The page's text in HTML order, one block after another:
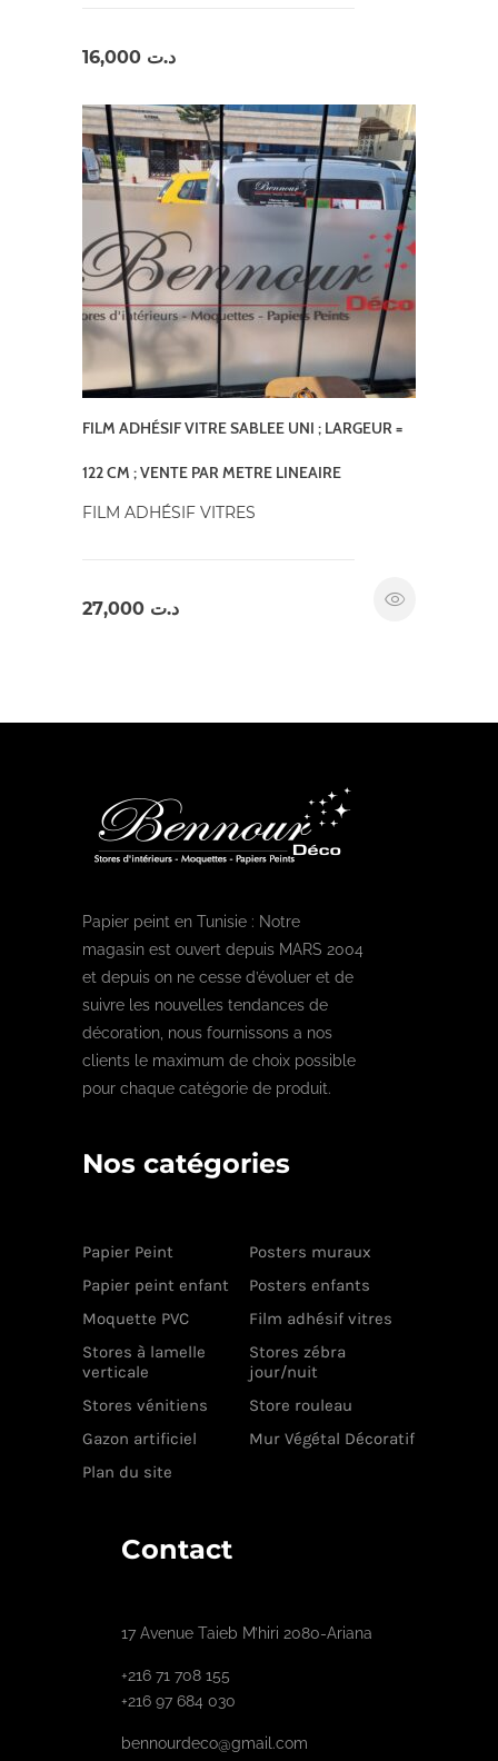
د.ت
FILM ADHÉSIF VITRE SABLEE UNI ; LARGEUR =
122 CM ; VENTE PAR METRE LINEAIRE
FILM ADHÉSIF VITRES
د.ت
Papier peint en Tunisie : Notre
magasin est ouvert depuis MARS 2004
et depuis on ne cesse d’évoluer et de
suivre les nouvelles tendances de
décoration, nous fournissons a nos
clients le maximum de choix possible
pour chaque catégorie de produit.
Nos catégories
Papier Peint
Posters muraux
Papier peint enfant
Posters enfants
Moquette PVC
Film adhésif vitres
Stores à lamelle
verticale
Stores zébra
jour/nuit
Stores vénitiens
Store rouleau
Gazon artificiel
Mur Végétal Décoratif
Plan du site
Contact
17 Avenue Taieb M’hiri 2080-Ariana
+216 71 708 155
+216 97 684 030
bennourdeco@gmail.com